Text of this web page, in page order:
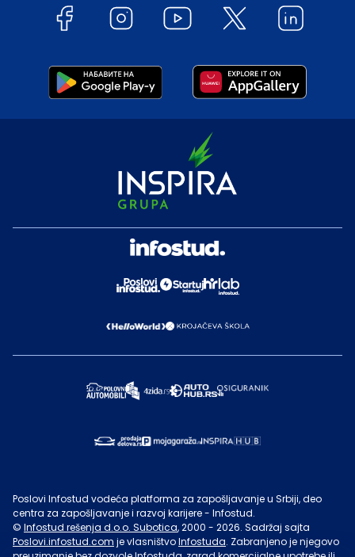
Poslovi Infostud vodeća platforma za zapošljavanje u Srbiji, deo
centra za zapošljavanje i razvoj karijere - Infostud.
© Infostud rešenja d.o.o. Subotica, 2000 - 2026. Sadržaj sajta
Poslovi.infostud.com je vlasništvoInfostuda. Zabranjeno je njegovo